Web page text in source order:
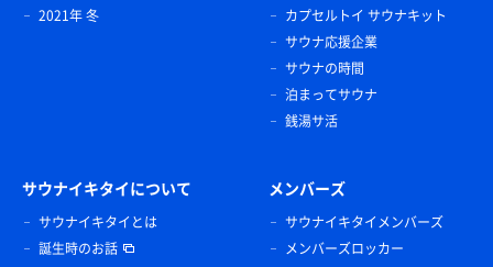
2021年 冬
カプセルトイ サウナキット
サウナ応援企業
サウナの時間
泊まってサウナ
銭湯サ活
サウナイキタイについて
サウナイキタイとは
誕生時のお話
メンバーズ
サウナイキタイメンバーズ
メンバーズロッカー